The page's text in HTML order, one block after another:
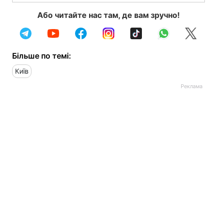
Або читайте нас там, де вам зручно!
Більше по темі:
Київ